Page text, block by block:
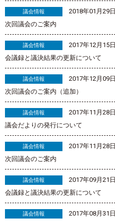
議会情報
2018年01月29日
次回議会のご案内
議会情報
2017年12月15日
会議録と議決結果の更新について
議会情報
2017年12月09日
次回議会のご案内（追加）
議会情報
2017年11月28日
議会だよりの発行について
議会情報
2017年11月28日
次回議会のご案内
議会情報
2017年09月21日
会議録と議決結果の更新について
議会情報 2017年08月31日